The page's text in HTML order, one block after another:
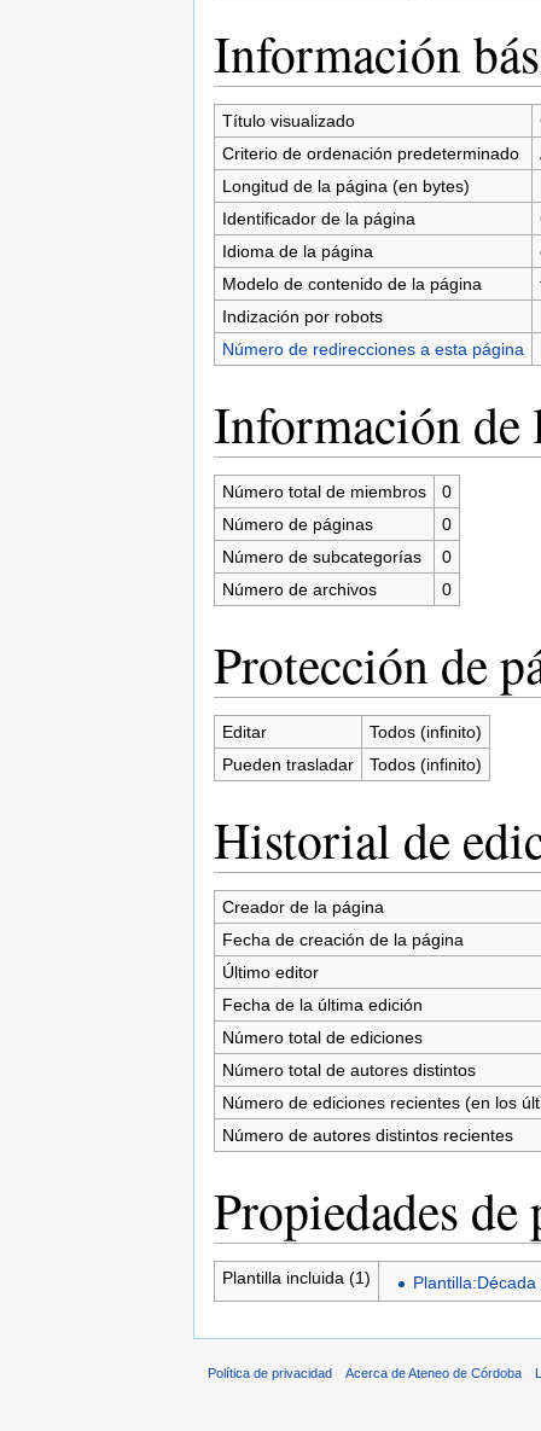
Información
Título visualizado
Criterio de ordenación predeterminado
Longitud de la página (en bytes)
Identificador de la página
Idioma de la página
Modelo de contenido de la página
Indización por robots
Número de redirecciones a esta página
Información de
Número total de miembros
0
Número de páginas
0
Número de subcategorías
0
Número de archivos
0
Protección de
Editar
Todos (infinito)
Pueden trasladar
Todos (infinito)
Historial de
Creador de la página
Fecha de creación de la página
Último editor
Fecha de la última edición
Número total de ediciones
Número total de autores distintos
Número de ediciones recientes (en los
Número de autores distintos recientes
Propiedades de
Plantilla incluida (1) Plantilla:Década
Política de privacidad Acerca de Ateneo de Córdoba